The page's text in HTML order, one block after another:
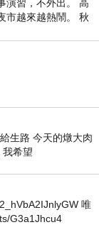
堯天宮當神
教授的身分
師驗證後，
能成為「熟
明教授，有
。而法師訓
演習，不外出。 高
市越來越熱鬧。 秋
。
生路 今天的燉大肉
希望
唯
G3a1Jhcu4